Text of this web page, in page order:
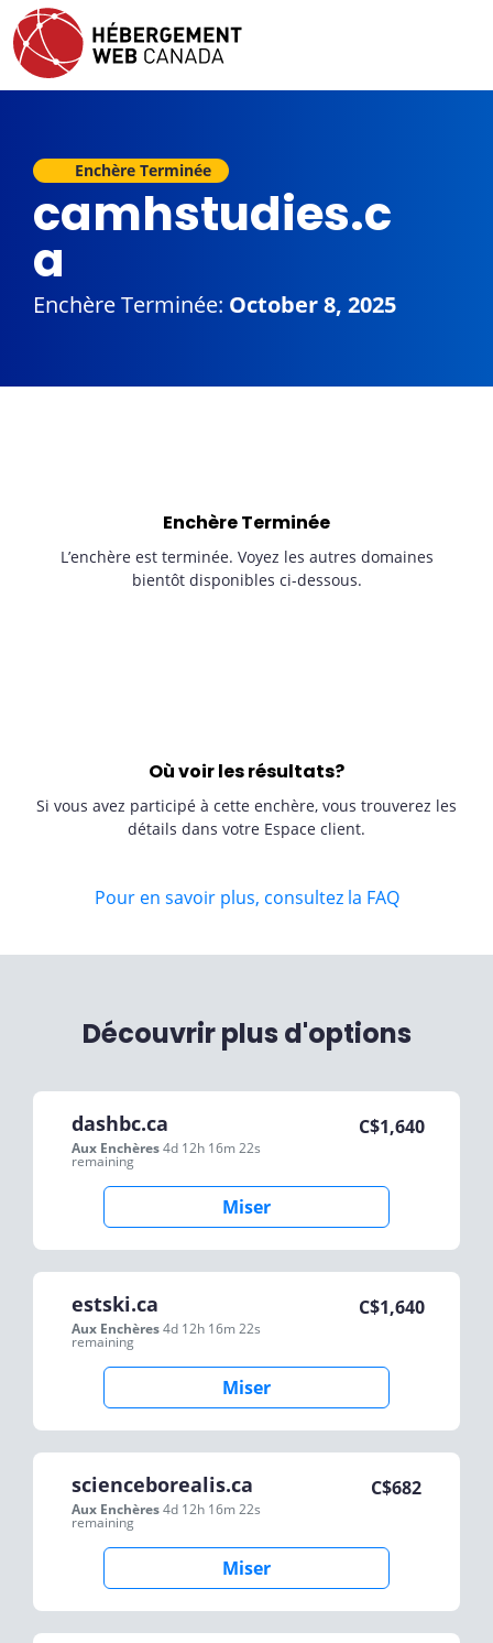
Enchère Terminée
camhstudies.c
a
Enchère Terminée: October 8, 2025
Enchère Terminée
L’enchère est terminée. Voyez les autres domaines
bientôt disponibles ci-dessous.
Où voir les résultats?
Si vous avez participé à cette enchère, vous trouverez les
détails dans votre Espace client.
Pour en savoir plus, consultez la FAQ
Découvrir plus d'options
dashbc.ca
Aux Enchères4d 12h 16m 22s
remaining
C$1,640
Miser
estski.ca
Aux Enchères4d 12h 16m 22s
remaining
C$1,640
Miser
scienceborealis.ca
Aux Enchères4d 12h 16m 22s
remaining
C$682
Miser